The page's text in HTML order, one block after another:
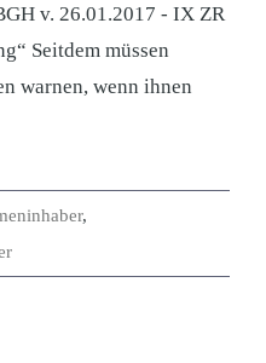
v. 26.01.2017 - IX ZR
Seitdem müssen
warnen, wenn ihnen
,